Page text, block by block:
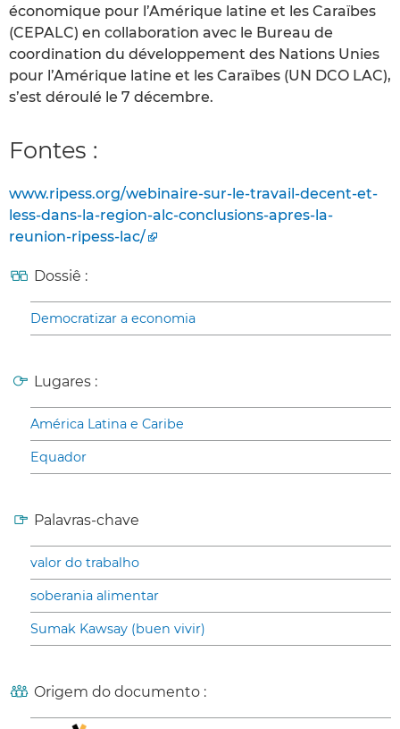
économique pour l’Amérique latine et les Caraïbes
(CEPALC) en collaboration avec le Bureau de
coordination du développement des Nations Unies
pour l’Amérique latine et les Caraïbes (UN DCO LAC),
s’est déroulé le 7 décembre.
Fontes :
www.ripess.org/webinaire-sur-le-travail-decent-et-
less-dans-la-region-alc-conclusions-apres-la-
reunion-ripess-lac/
Dossiê :
Democratizar a economia
Lugares :
América Latina e Caribe
Equador
Palavras-chave
valor do trabalho
soberania alimentar
Sumak Kawsay (buen vivir)
Origem do documento :